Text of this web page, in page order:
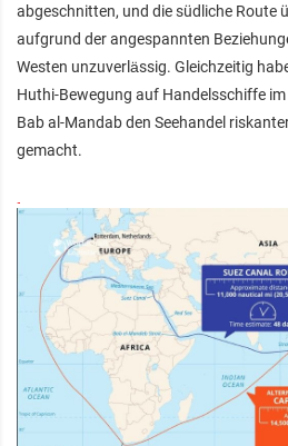
abgeschnitten, und die südliche Route
aufgrund der angespannten
Westen unzuverlässig. Gleichzeitig
Huthi-Bewegung auf Handelsschiffe
Bab al-Mandab den Seehandel
gemacht.